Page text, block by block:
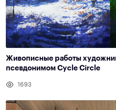
Живописные работы
псевдонимом Cycle Circle
1693